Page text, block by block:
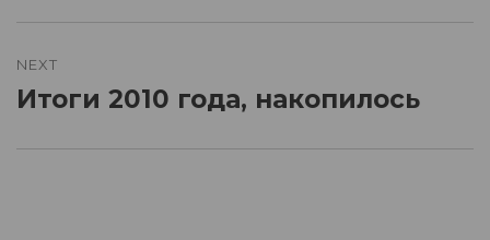
NEXT
Next
Итоги 2010 года, накопилось